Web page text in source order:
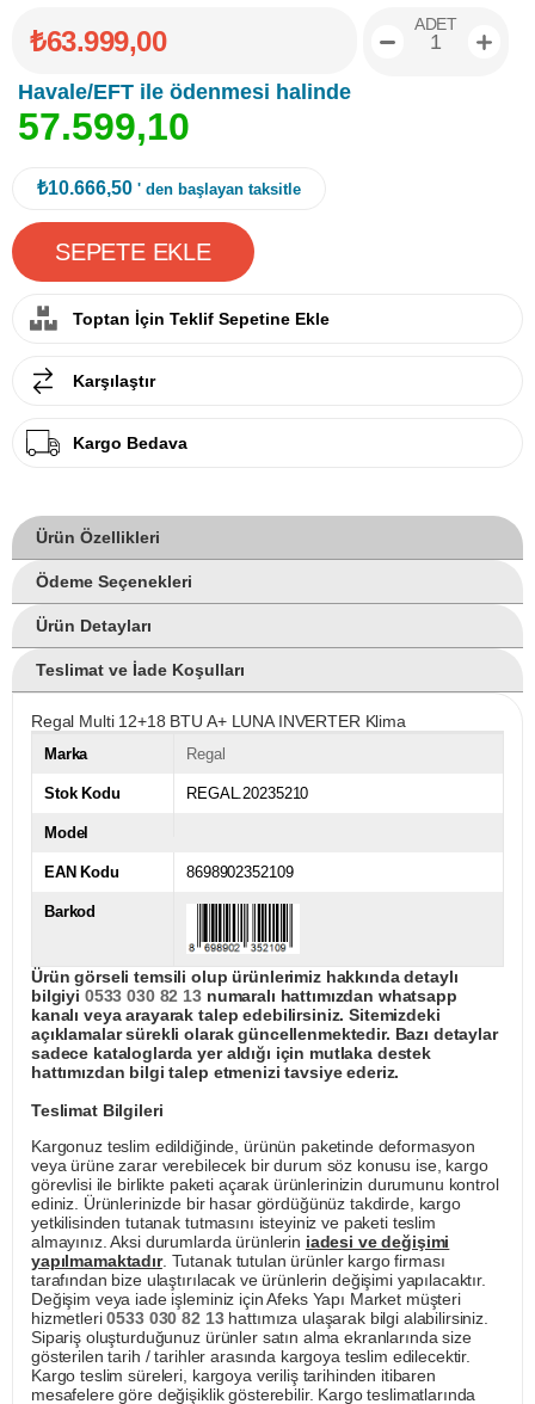
₺63.999,00
Havale/EFT ile ödenmesi halinde
57.599,10
ADET
₺10.666,50 ' den başlayan taksitle
Toptan İçin Teklif Sepetine Ekle
Karşılaştır
Kargo Bedava
Ürün Özellikleri
Ödeme Seçenekleri
Ürün Detayları
Teslimat ve İade Koşulları
Regal Multi 12+18 BTU A+ LUNA INVERTER Klima
Marka Regal
Stok Kodu REGAL.20235210
Model
EAN Kodu 8698902352109
Barkod
Ürün görseli temsili olup ürünlerimiz hakkında detaylı
bilgiyi 0533 030 82 13numaralı hattımızdan whatsapp
kanalı veya arayarak talep edebilirsiniz. Sitemizdeki
açıklamalar sürekli olarak güncellenmektedir. Bazı detaylar
sadece kataloglarda yer aldığı için mutlaka destek
hattımızdan bilgi talep etmenizi tavsiye ederiz.
Teslimat Bilgileri
Kargonuz teslim edildiğinde, ürünün paketinde deformasyon
veya ürüne zarar verebilecek bir durum söz konusu ise, kargo
görevlisi ile birlikte paketi açarak ürünlerinizin durumunu kontrol
ediniz. Ürünlerinizde bir hasar gördüğünüz takdirde, kargo
yetkilisinden tutanak tutmasını isteyiniz ve paketi teslim
almayınız. Aksi durumlarda ürünlerin iadesi ve değişimi
yapılmamaktadır. Tutanak tutulan ürünler kargo firması
tarafından bize ulaştırılacak ve ürünlerin değişimi yapılacaktır.
Değişim veya iade işleminiz için Afeks Yapı Market müşteri
hizmetleri0533 030 82 13hattımıza ulaşarak bilgi alabilirsiniz.
Sipariş oluşturduğunuz ürünler satın alma ekranlarında size
gösterilen tarih / tarihler arasında kargoya teslim edilecektir.
Kargo teslim süreleri, kargoya veriliş tarihinden itibaren
mesafelere göre değişiklik gösterebilir. Kargo teslimatlarında